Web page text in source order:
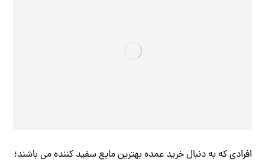
افرادی که به دنبال خرید عمده بهترین مایع سفید کننده می باشند؛